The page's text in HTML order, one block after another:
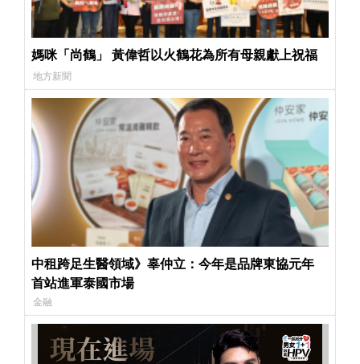
媽咪「尚鶴」 黃偉哲以火鶴花為所有母親獻上祝福
地方新聞
中租跨足生醫領域》辜仲立：今年是品牌東協元年
首站進軍泰國市場
金融